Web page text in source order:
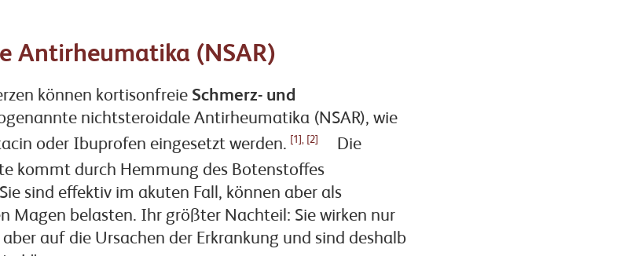
Antirheumatika (NSAR)
können kortisonfreie Schmerz- und
nichtsteroidale Antirheumatika (NSAR), wie
oder Ibuprofen eingesetzt werden.
[1], [2]
Die
kommt durch Hemmung des Botenstoffes
sind effektiv im akuten Fall, können aber als
Magen belasten. Ihr größter Nachteil: Sie wirken nur
auf die Ursachen der Erkrankung und sind deshalb